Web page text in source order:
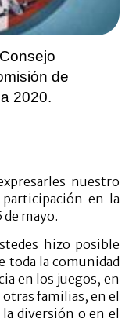
de
2020.
nuestro
en la
de mayo.
hizo posible
toda la comunidad
en los juegos, en
otras familias, en el
diversión o en el